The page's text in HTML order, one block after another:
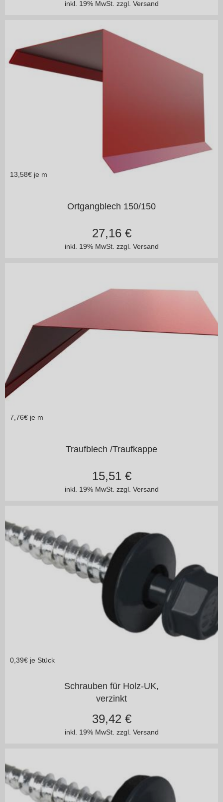
inkl. 19% MwSt. zzgl. Versand
13,58€ je m
Ortgangblech 150/150
inkl. 19% MwSt. zzgl. Versand
27,16€
7,76€ je m
Traufblech /Traufkappe
inkl. 19% MwSt. zzgl. Versand
15,51€
0,39€ je Stück
Schrauben für Holz-UK,
verzinkt
inkl. 19% MwSt. zzgl. Versand
39,42 €